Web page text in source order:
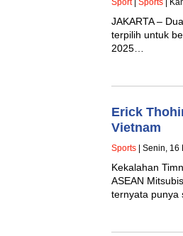
Sport| Sports |
JAKARTA –
terpilih untuk
2025…
Erick
Vietnam
Sports | Senin,
Kekalahan
ASEAN
ternyata punya